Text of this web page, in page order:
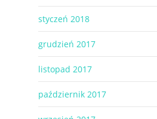
styczeń 2018
grudzień 2017
listopad 2017
październik 2017